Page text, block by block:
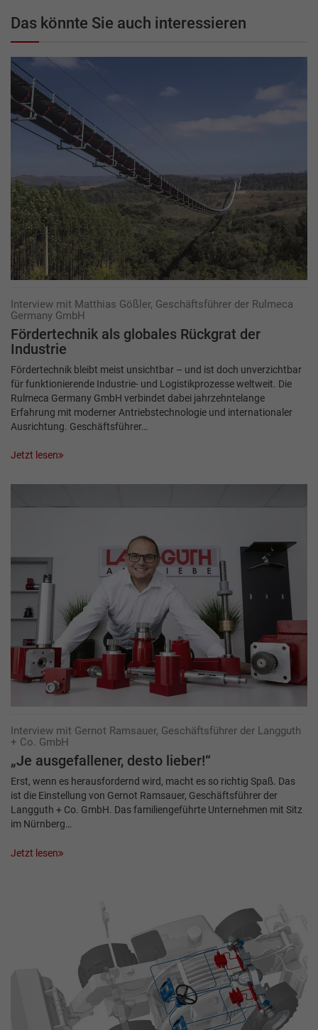
Das könnte Sie auch interessieren
Interview mit Matthias Gößler, Geschäftsführer der Rulmeca
Germany GmbH
Fördertechnik als globales Rückgrat der
Industrie
Fördertechnik bleibt meist unsichtbar – und ist doch unverzichtbar
für funktionierende Industrie- und Logistikprozesse weltweit. Die
Rulmeca Germany GmbH verbindet dabei jahrzehntelange
Erfahrung mit moderner Antriebstechnologie und internationaler
Ausrichtung. Geschäftsführer…
Jetzt lesen
Interview mit Gernot Ramsauer, Geschäftsführer der Langguth
+ Co. GmbH
„Je ausgefallener, desto lieber!“
Erst, wenn es herausfordernd wird, macht es so richtig Spaß. Das
ist die Einstellung von Gernot Ramsauer, Geschäftsführer der
Langguth + Co. GmbH. Das familiengeführte Unternehmen mit Sitz
im Nürnberg…
Jetzt lesen